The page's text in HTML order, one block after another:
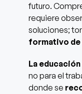
futuro.
requiere
soluciones;
formativo de
La
no para el
donde se